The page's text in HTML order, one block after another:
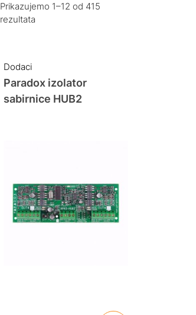
Prikazujemo 1–12 od 415
rezultata
Dodaci
Paradox izolator
sabirnice HUB2